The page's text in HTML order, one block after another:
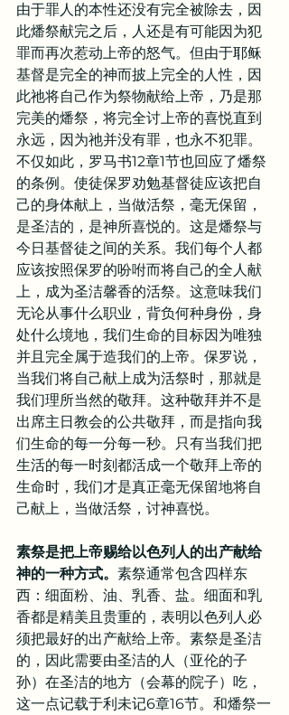
由于罪人的本性还没有完全被除去，因
此燔祭献完之后，人还是有可能因为犯
罪而再次惹动上帝的怒气。但由于耶稣
基督是完全的神而披上完全的人性，因
此祂将自己作为祭物献给上帝，乃是那
完美的燔祭，将完全讨上帝的喜悦直到
永远，因为祂并没有罪，也永不犯罪。
不仅如此，罗马书12章1节也回应了燔祭
的条例。使徒保罗劝勉基督徒应该把自
己的身体献上，当做活祭，毫无保留，
是圣洁的，是神所喜悦的。这是燔祭与
今日基督徒之间的关系。我们每个人都
应该按照保罗的吩咐而将自己的全人献
上，成为圣洁馨香的活祭。这意味我们
无论从事什么职业，背负何种身份，身
处什么境地，我们生命的目标因为唯独
并且完全属于造我们的上帝。保罗说，
当我们将自己献上成为活祭时，那就是
我们理所当然的敬拜。这种敬拜并不是
出席主日教会的公共敬拜，而是指向我
们生命的每一分每一秒。只有当我们把
生活的每一时刻都活成一个敬拜上帝的
生命时，我们才是真正毫无保留地将自
己献上，当做活祭，讨神喜悦。
素祭是把上帝赐给以色列人的出产献给
神的一种方式。 素祭通常包含四样东
西：细面粉、油、乳香、盐。细面和乳
香都是精美且贵重的，表明以色列人必
须把最好的出产献给上帝。素祭是圣洁
的，因此需要由圣洁的人（亚伦的子
孙）在圣洁的地方（会幕的院子）吃，
这一点记载于利未记6章16节。和燔祭一